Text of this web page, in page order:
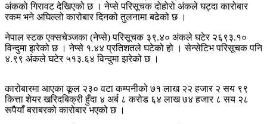
अंकको गिरावट देखिएको छ । नेप्से परिसूचक दोहोरो अंकले घट्दा कारोबार
रकम भने अघिल्लो कारोबार दिनको तुलनामा बढेको छ ।
नेपाल स्टक एक्सचेञ्जका (नेप्से) परिसूचक ३९.४० अंकले घटेर २६९३.१०
विन्दुमा झरेको छ । नेप्से १.४४ प्रतिशतले घटेको हो । सेन्सेटिभ परिसूचक पनि
४.९९ अंकले घटेर ५१३.६४ विन्दुमा झरेको छ ।
कारोबारमा आएका कूल २३० वटा कम्पनीको ७१ लाख २२ हजार २ सय ९९
कित्ता शेयर खरिदबिक्री हुँदा ४ अर्ब ८ करोड ६४ लाख ७४ हजार ८ सय २८
रूपैयाँ बराबरको कारोबार भएको छ ।